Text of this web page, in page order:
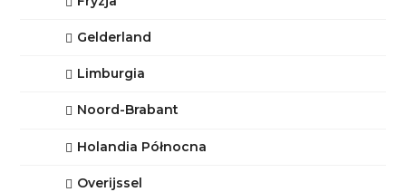
Gelderland
Limburgia
Noord-Brabant
Holandia Północna
Overijssel